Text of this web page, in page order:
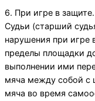
6. При игре в защите.
Судьи (старший
нарушения при игре
пределы площадки
выполнении ими
мяча между собой с
мяча во время